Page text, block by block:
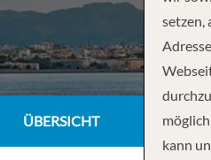
ÜBERSICHT
setzen,
kann